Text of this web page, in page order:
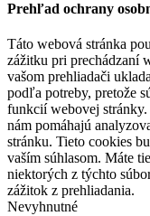
Prehľad ochrany
Táto webová stránka
zážitku pri prechádzaní
vašom prehliadači
podľa potreby, pretože
funkcií webovej stránky.
nám pomáhajú
stránku. Tieto cookies
vaším súhlasom. Máte
niektorých z týchto
zážitok z prehliadania.
Nevyhnutné